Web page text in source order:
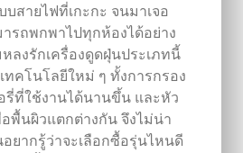
สายไฟที่เกะกะ จนมาเจอ
ารถพกพาไปทุกห้องได้อย่าง
ลงรักเครื่องดูดฝุ่นประเภทนี้
คโนโลยีใหม่ ๆ ทั้งการกรอง
รี่ที่ใช้งานได้นานขึ้น และหัว
พื้นผิวแตกต่างกัน จึงไม่น่า
ยากรู้ว่าจะเลือกซื้อรุ่นไหนดี